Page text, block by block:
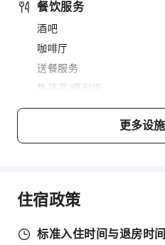
餐饮服务
酒吧
咖啡厅
送餐服务
售货亭/便利店
儿童托管
运动设施
更多设
住宿政策
标准入住时间与退房时间